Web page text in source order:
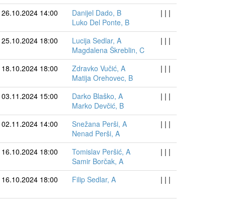
26.10.2024 14:00
Danijel Dado, B
Luko Del Ponte, B
| | |
25.10.2024 18:00
Lucija Sedlar, A
Magdalena Škreblin, C
| | |
18.10.2024 18:00
Zdravko Vučić, A
Matija Orehovec, B
| | |
03.11.2024 15:00
Darko Blaško, A
Marko Devčić, B
| | |
02.11.2024 14:00
Snežana Perši, A
Nenad Perši, A
| | |
16.10.2024 18:00
Tomislav Peršić, A
Samir Borčak, A
| | |
16.10.2024 18:00 Filip Sedlar, A | | |